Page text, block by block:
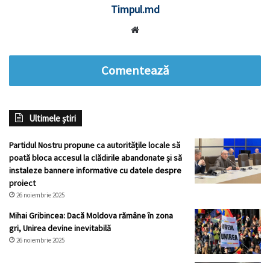
Timpul.md
Comentează
Ultimele știri
Partidul Nostru propune ca autoritățile locale să
poată bloca accesul la clădirile abandonate și să
instaleze bannere informative cu datele despre
proiect
26 noiembrie 2025
Mihai Gribincea: Dacă Moldova rămâne în zona
gri, Unirea devine inevitabilă
26 noiembrie 2025